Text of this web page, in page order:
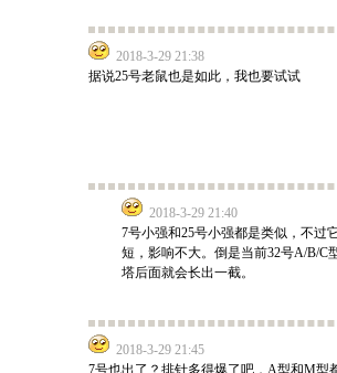
2018-3-29 21:38
据说25号老鼠也是如此，我也要试试
2018-3-29 21:40
7号小强和25号小强都是类似，不过
短，影响不大。倒是当前32号A/B/C
塔后面就会长出一截。
2018-3-29 21:45
7号也出了？排针多得爆了吧，A型和M型